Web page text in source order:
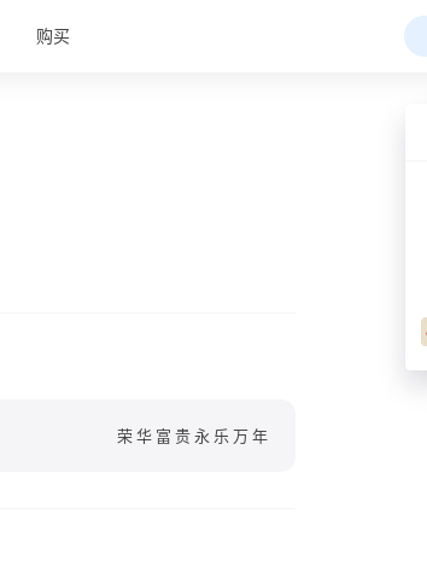
购买
荣华富贵永乐万年